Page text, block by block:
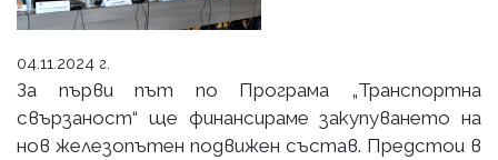
04.11.2024 г.
За първи път по Програма „Транспортна
свързаност“ ще финансираме закупуването на
нов железопътен подвижен състав. Предстои в